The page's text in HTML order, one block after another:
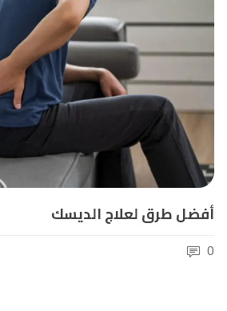
أفضل طرق لعلاج الديسك
0